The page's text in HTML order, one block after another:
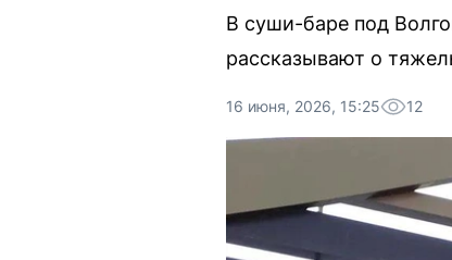
В суши-баре под
рассказывают о
16 июня, 2026, 15:25 12